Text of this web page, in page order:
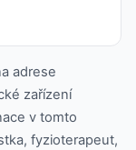
adrese
zařízení
v tomto
fyzioterapeut,